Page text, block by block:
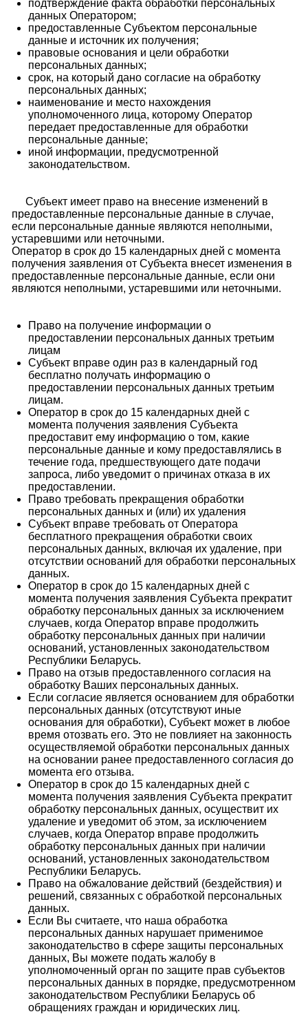
подтверждение факта обработки персональных
данных Оператором;
предоставленные Субъектом персональные
данные и источник их получения;
правовые основания и цели обработки
персональных данных;
срок, на который дано согласие на обработку
персональных данных;
наименование и место нахождения
уполномоченного лица, которому Оператор
передает предоставленные для обработки
персональные данные;
иной информации, предусмотренной
законодательством.
Субъект имеет право на внесение изменений в
предоставленные персональные данные в случае,
если персональные данные являются неполными,
устаревшими или неточными.
Оператор в срок до 15 календарных дней с момента
получения заявления от Субъекта внесет изменения в
предоставленные персональные данные, если они
являются неполными, устаревшими или неточными.
Право на получение информации о
предоставлении персональных данных третьим
лицам
Субъект вправе один раз в календарный год
бесплатно получать информацию о
предоставлении персональных данных третьим
лицам.
Оператор в срок до 15 календарных дней с
момента получения заявления Субъекта
предоставит ему информацию о том, какие
персональные данные и кому предоставлялись в
течение года, предшествующего дате подачи
запроса, либо уведомит о причинах отказа в их
предоставлении.
Право требовать прекращения обработки
персональных данных и (или) их удаления
Субъект вправе требовать от Оператора
бесплатного прекращения обработки своих
персональных данных, включая их удаление, при
отсутствии оснований для обработки персональных
данных.
Оператор в срок до 15 календарных дней с
момента получения заявления Субъекта прекратит
обработку персональных данных за исключением
случаев, когда Оператор вправе продолжить
обработку персональных данных при наличии
оснований, установленных законодательством
Республики Беларусь.
Право на отзыв предоставленного согласия на
обработку Ваших персональных данных.
Если согласие является основанием для обработки
персональных данных (отсутствуют иные
основания для обработки), Субъект может в любое
время отозвать его. Это не повлияет на законность
осуществляемой обработки персональных данных
на основании ранее предоставленного согласия до
момента его отзыва.
Оператор в срок до 15 календарных дней с
момента получения заявления Субъекта прекратит
обработку персональных данных, осуществит их
удаление и уведомит об этом, за исключением
случаев, когда Оператор вправе продолжить
обработку персональных данных при наличии
оснований, установленных законодательством
Республики Беларусь.
Право на обжалование действий (бездействия) и
решений, связанных с обработкой персональных
данных.
Если Вы считаете, что наша обработка
персональных данных нарушает применимое
законодательство в сфере защиты персональных
данных, Вы можете подать жалобу в
уполномоченный орган по защите прав субъектов
персональных данных в порядке, предусмотренном
законодательством Республики Беларусь об
обращениях граждан и юридических лиц.